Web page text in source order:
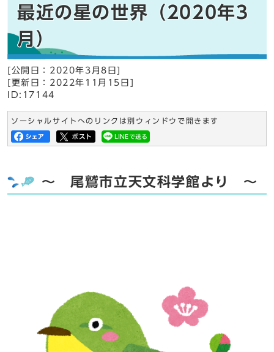
最近の星の世界（2020年3
月）
[公開日： 2020年3月8日
[更新日： 2022年11月15日
ID:17144
ソーシャルサイトへのリンクは別ウィンドウで開きます
～ 尾鷲市立天文科学館より ～